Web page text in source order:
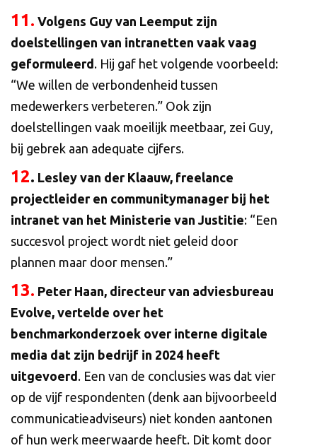
11. Volgens Guy van Leemput zijn
doelstellingen van intranetten vaak vaag
geformuleerd . Hij gaf het volgende voorbeeld:
“We willen de verbondenheid tussen
medewerkers verbeteren.” Ook zijn
doelstellingen vaak moeilijk meetbaar, zei Guy,
bij gebrek aan adequate cijfers.
12. Lesley van der Klaauw, freelance
projectleider en communitymanager bij het
intranet van het Ministerie van Justitie: “Een
succesvol project wordt niet geleid door
plannen maar door mensen.”
13. Peter Haan, directeur van adviesbureau
Evolve, vertelde over het
benchmarkonderzoek over interne digitale
media dat zijn bedrijf in 2024 heeft
uitgevoerd . Een van de conclusies was dat vier
op de vijf respondenten (denk aan bijvoorbeeld
communicatieadviseurs) niet konden aantonen
of hun werk meerwaarde heeft. Dit komt door